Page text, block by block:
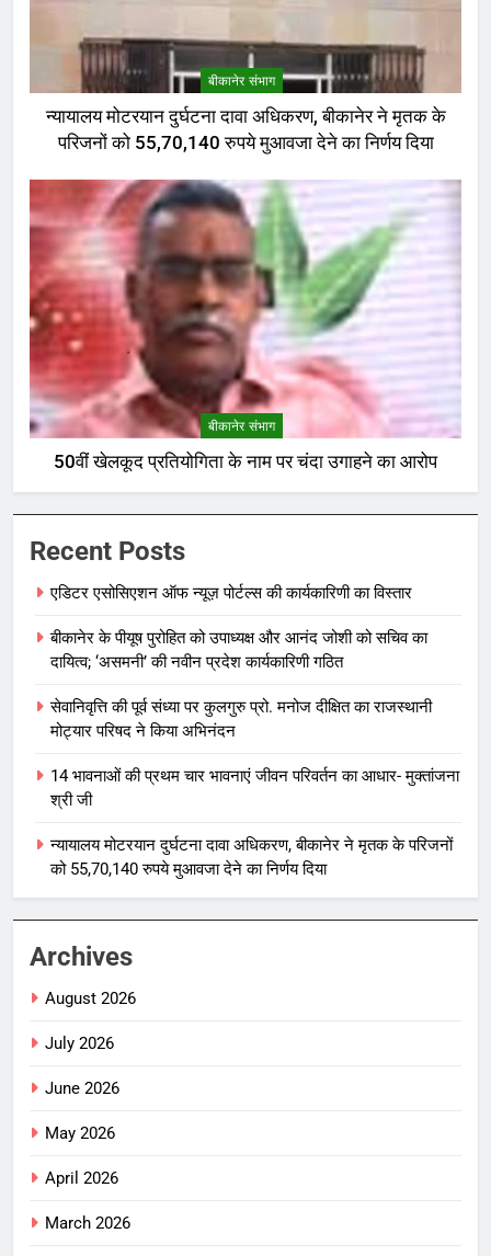
बीकानेर संभाग
न्यायालय मोटरयान दुर्घटना दावा अधिकरण, बीकानेर ने मृतक के
परिजनों को 55,70,140 रुपये मुआवजा देने का निर्णय दिया
बीकानेर संभाग
50वीं खेलकूद प्रतियोगिता के नाम पर चंदा उगाहने का आरोप
Recent Posts
एडिटर एसोसिएशन ऑफ न्यूज़ पोर्टल्स की कार्यकारिणी का विस्तार
बीकानेर के पीयूष पुरोहित को उपाध्यक्ष और आनंद जोशी को सचिव का
दायित्व; ‘असमनी’ की नवीन प्रदेश कार्यकारिणी गठित
सेवानिवृत्ति की पूर्व संध्या पर कुलगुरु प्रो. मनोज दीक्षित का राजस्थानी
मोट्यार परिषद ने किया अभिनंदन
14 भावनाओं की प्रथम चार भावनाएं जीवन परिवर्तन का आधार- मुक्तांजना
श्री जी
न्यायालय मोटरयान दुर्घटना दावा अधिकरण, बीकानेर ने मृतक के परिजनों
को 55,70,140 रुपये मुआवजा देने का निर्णय दिया
Archives
August 2026
July 2026
June 2026
May 2026
April 2026
March 2026